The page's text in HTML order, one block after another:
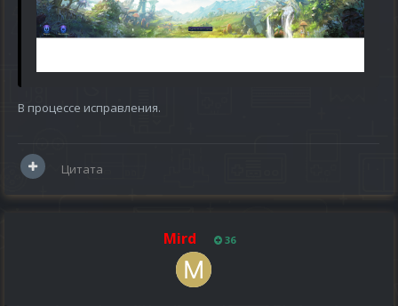
В процессе исправления.
Цитата
Mird 36